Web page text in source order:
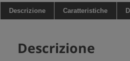
Descrizione Caratteristiche
Descrizione